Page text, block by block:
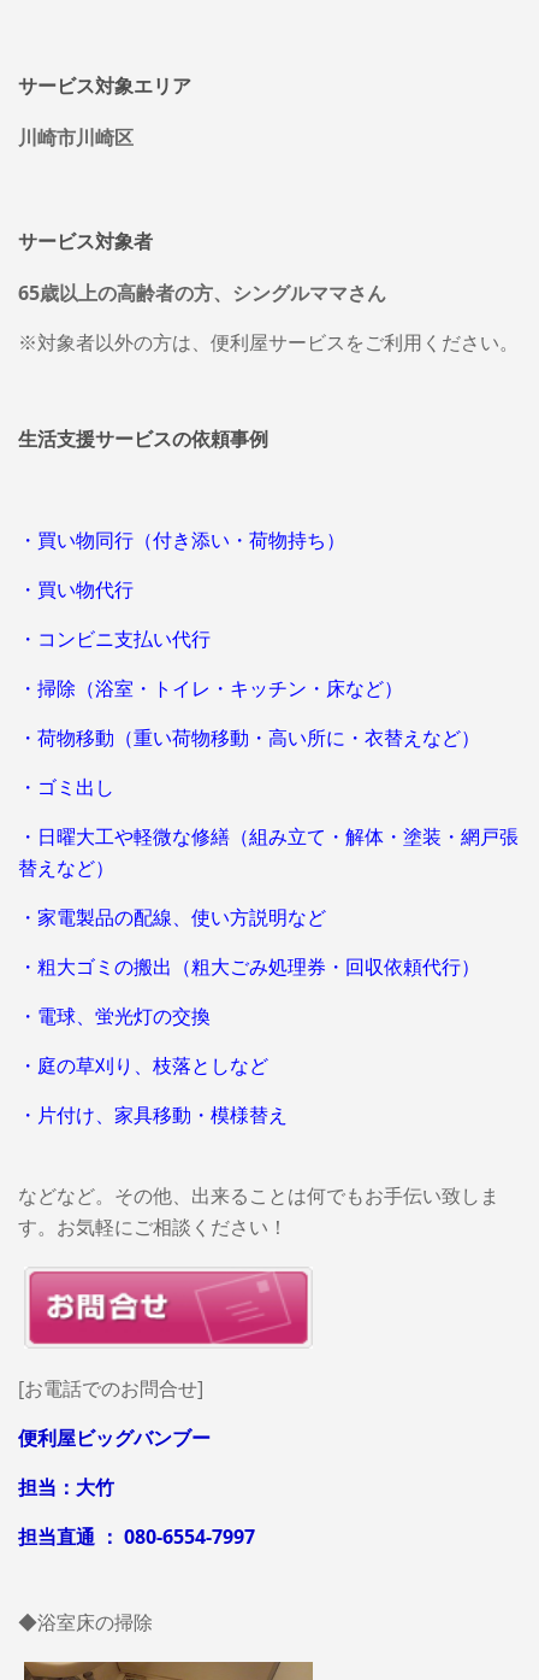
サービス対象エリア
川崎市川崎区
サービス対象者
65歳以上の高齢者の方、シングルママさん
※対象者以外の方は、便利屋サービスをご利用ください。
生活支援サービスの依頼事例
・買い物同行（付き添い・荷物持ち）
・買い物代行
・コンビニ支払い代行
・掃除（浴室・トイレ・キッチン・床など）
・荷物移動（重い荷物移動・高い所に・衣替えなど）
・ゴミ出し
・日曜大工や軽微な修繕（組み立て・解体・塗装・網戸張
替えなど）
・家電製品の配線、使い方説明など
・粗大ゴミの搬出（粗大ごみ処理券・回収依頼代行）
・電球、蛍光灯の交換
・庭の草刈り、枝落としなど
・片付け、家具移動・模様替え
などなど。その他、出来ることは何でもお手伝い致しま
す。お気軽にご相談ください！
[お電話でのお問合せ]
便利屋ビッグバンブー
担当：大竹
担当直通 ： 080-6554-7997
◆浴室床の掃除